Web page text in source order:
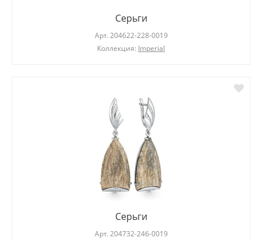
Серьги
Арт. 204622-228-0019
Коллекция: Imperial
Серьги
Арт. 204732-246-0019